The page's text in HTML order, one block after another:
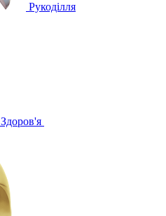
Рукоділля
Здоров'я